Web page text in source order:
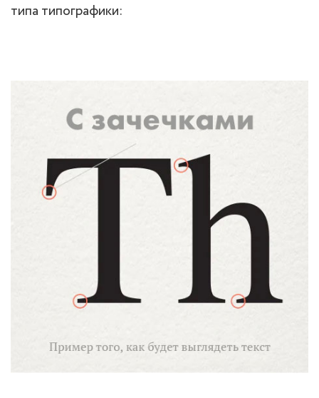
типа типографики: